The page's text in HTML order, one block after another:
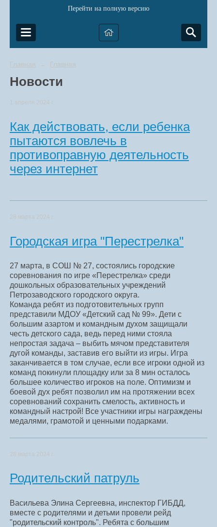
Перейти на полную версию
Главная → Главная
Новости
1 апреля 2024 г.
Как действовать, если ребенка
пытаются вовлечь в
противоправную деятельность
через интернет
28 марта 2024 г.
Городская игра "Перестрелка"
27 марта, в СОШ № 27, состоялись городские
соревнования по игре «Перестрелка» среди
дошкольных образовательных учреждений
Петрозаводского городского округа.
Команда ребят из подготовительных групп
представили МДОУ «Детский сад № 99». Дети с
большим азартом и командным духом защищали
честь детского сада, ведь перед ними стояла
непростая задача – выбить мячом представителя
дугой команды, заставив его выйти из игры. Игра
заканчивается в том случае, если все игроки одной из
команд покинули площадку или за 8 мин осталось
большее количество игроков на поле. Оптимизм и
боевой дух ребят позволил им на протяжении всех
соревнований сохранить смелость, активность и
командный настрой! Все участники игры награждены
медалями, грамотой и ценными подарками.
28 марта 2024 г.
Родительский патруль
Васильева Элина Сергеевна, инспектор ГИБДД,
вместе с родителями и детьми провели рейд
"родительский контроль". Ребята с большим